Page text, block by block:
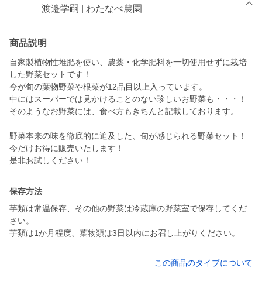
渡邉学嗣 | わたなべ農園
商品説明
自家製植物性堆肥を使い、農薬・化学肥料を一切使用せずに栽培
した野菜セットです！
今が旬の葉物野菜や根菜が12品目以上入っています。
中にはスーパーでは見かけることのない珍しいお野菜も・・・！
そのようなお野菜には、食べ方もきちんと記載しております。
野菜本来の味を徹底的に追及した、旬が感じられる野菜セット！
今だけお得に販売いたします！
保存方法
芋類は常温保存、その他の野菜は冷蔵庫の野菜室で保存してくだ
さい。
芋類は1か月程度、葉物類は3日以内にお召し上がりください。
この商品のタイプについて